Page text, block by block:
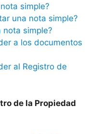
simple?
una nota simple?
nota simple?
a los documentos
al Registro de
de la Propiedad